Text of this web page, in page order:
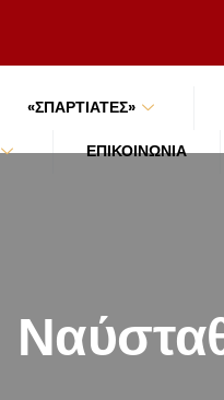
«ΣΠΑΡΤΙΑΤΕΣ»
ΕΠΙΚΟΙΝΩΝΊΑ